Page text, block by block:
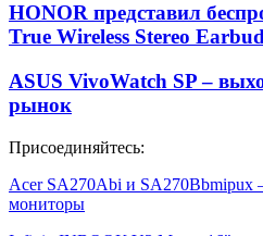
HONOR представил
True Wireless Stereo
ASUS VivoWatch SP –
рынок
Присоединяйтесь:
Acer SA270Abi и SA270Bbmipux
мониторы